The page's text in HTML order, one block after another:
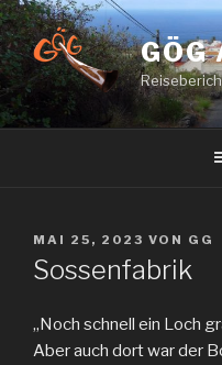
Zum
Inhalt
springen
GÖG
VERÖFFENTLICHT
AM
MAI 25, 2023 VON GG
Sossenfabrik
„Noch schnell ein Loch
Aber auch dort war der